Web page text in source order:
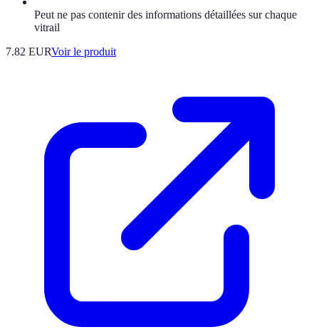
Peut ne pas contenir des informations détaillées sur chaque
vitrail
7.82 EURVoir le produit